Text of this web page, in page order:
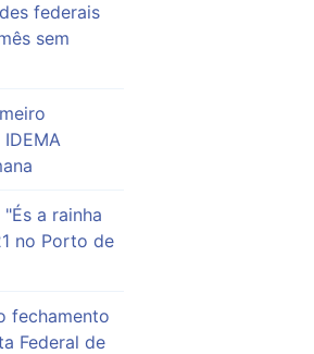
federais
sem
a rainha
no Porto de
fechamento
Federal de